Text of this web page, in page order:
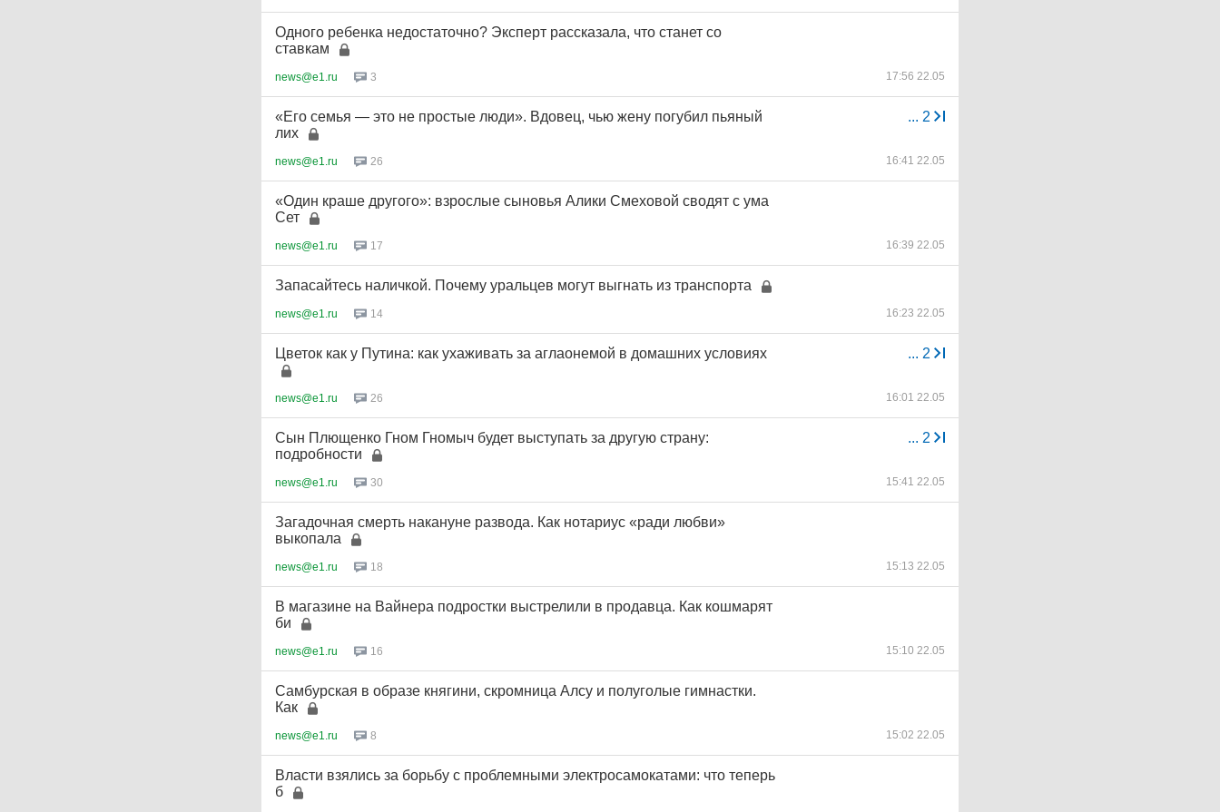
Одного ребенка недостаточно? Эксперт рассказала, что станет со
ставкам
news@e1.ru 3 17:56 22.05
... 2
«Его семья — это не простые люди». Вдовец, чью жену погубил пьяный
лих
news@e1.ru 26 16:41 22.05
«Один краше другого»: взрослые сыновья Алики Смеховой сводят с ума
Сет
news@e1.ru 17 16:39 22.05
Запасайтесь наличкой. Почему уральцев могут выгнать из транспорта
news@e1.ru 14 16:23 22.05
... 2
Цветок как у Путина: как ухаживать за аглаонемой в домашних условиях
news@e1.ru 26 16:01 22.05
... 2
Сын Плющенко Гном Гномыч будет выступать за другую страну:
подробности
news@e1.ru 30 15:41 22.05
Загадочная смерть накануне развода. Как нотариус «ради любви»
выкопала
news@e1.ru 18 15:13 22.05
В магазине на Вайнера подростки выстрелили в продавца. Как кошмарят
би
news@e1.ru 16 15:10 22.05
Самбурская в образе княгини, скромница Алсу и полуголые гимнастки.
Как
news@e1.ru 8 15:02 22.05
Власти взялись за борьбу с проблемными электросамокатами: что теперь
б